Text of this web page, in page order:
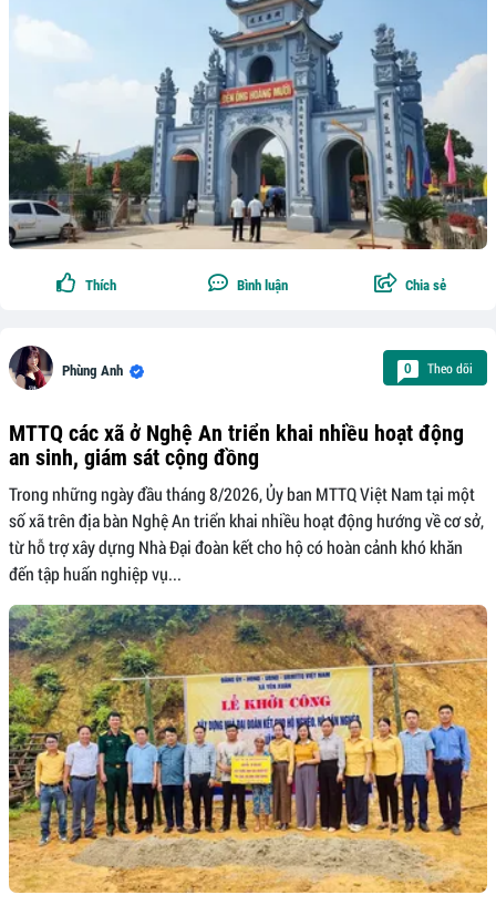
Thích Bình luận Chia sẻ
Phùng Anh 0 Theo dõi
MTTQ các xã ở Nghệ An triển khai nhiều hoạt động
an sinh, giám sát cộng đồng
Trong những ngày đầu tháng 8/2026, Ủy ban MTTQ Việt Nam tại một
số xã trên địa bàn Nghệ An triển khai nhiều hoạt động hướng về cơ sở,
từ hỗ trợ xây dựng Nhà Đại đoàn kết cho hộ có hoàn cảnh khó khăn
đến tập huấn nghiệp vụ...